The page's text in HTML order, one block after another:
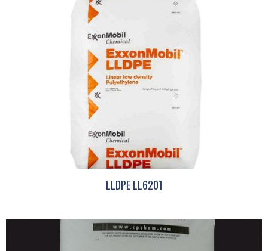
LLDPE LL6201